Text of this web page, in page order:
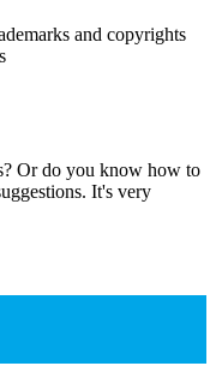
and copyrights
Or do you know how to
It's very